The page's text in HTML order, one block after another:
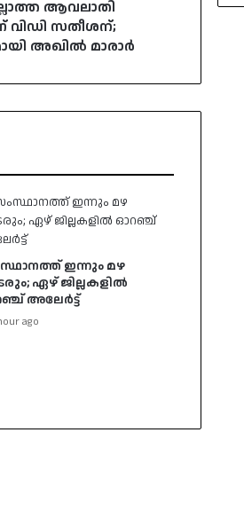
ആവലാതി
വിഡി സതീശന്;
അഖിൽ മാരാർ
ഇന്നും മഴ
ഏഴ് ജില്ലകളില്‍
അലേര്‍ട്ട്
ago